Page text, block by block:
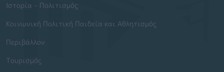
Ιστορία - Πολιτισμός
Κοινωνική Πολιτική Παιδεία και Αθλητισμός
Περιβάλλον
Τουρισμός